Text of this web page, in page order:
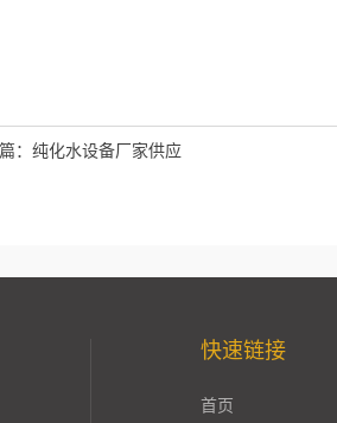
： 纯化水设备厂家供应
快速链接
首页